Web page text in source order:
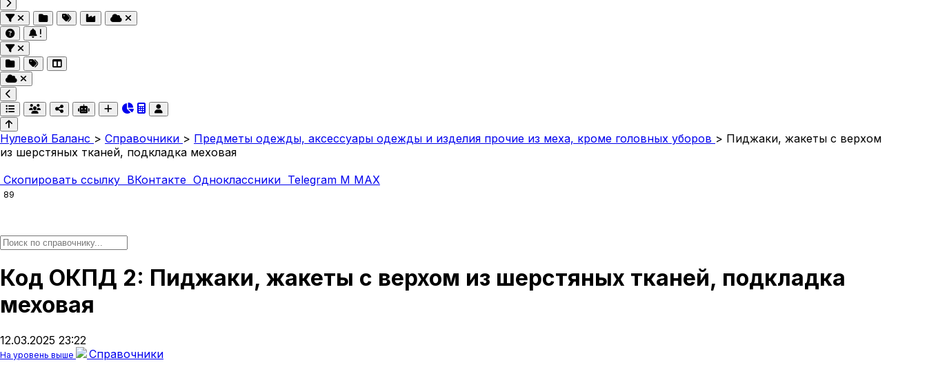
Нулевой Баланс > Справочники > Предметы одежды, аксессуары одежды и изделия прочие из меха, кроме головных уборов > Пиджаки, жакеты с верхом
из шерстяных тканей, подкладка меховая
Скопировать ссылку ВКонтакте Одноклассники Telegram M MAX
89
Код ОКПД 2: Пиджаки, жакеты с верхом из шерстяных тканей, подкладка
меховая
12.03.2025 23:22
На уровень выше
Справочники